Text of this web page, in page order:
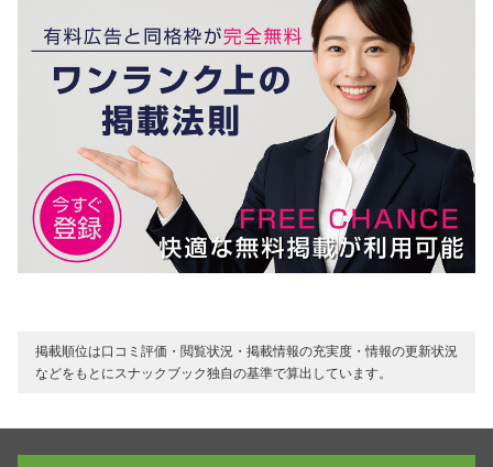
掲載順位は口コミ評価・閲覧状況・掲載情報の充実度・情報の更新状況
などをもとにスナックブック独自の基準で算出しています。